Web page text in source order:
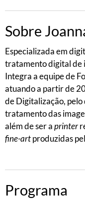
Sobre
Especializada em
tratamento digital de
Integra a equipe de
atuando a partir de
de Digitalização,
tratamento das
além de ser aprinter
fine-artproduzidas
Programa